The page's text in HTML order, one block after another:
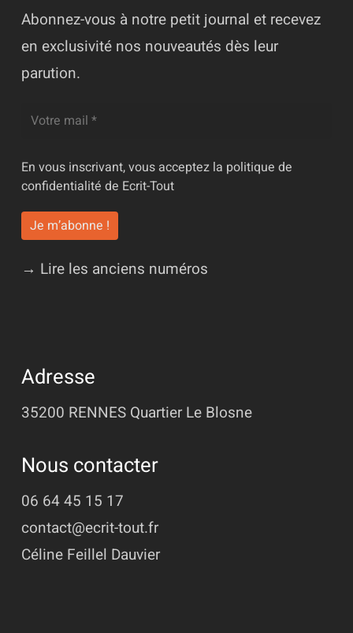
Abonnez-vous à notre petit journal et recevez
en exclusivité nos nouveautés dès leur
parution.
En vous inscrivant, vous acceptez la politique de
confidentialité de Ecrit-Tout
→ Lire les anciens numéros
Adresse
35200 RENNES Quartier Le Blosne
Nous contacter
06 64 45 15 17
contact@ecrit-tout.fr
Céline Feillel Dauvier